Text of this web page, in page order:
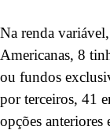
Na renda
Americanas, 8
ou fundos
por terceiros, 41
opções anteriores